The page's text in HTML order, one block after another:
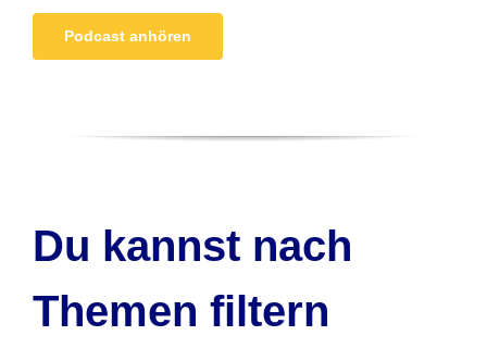
Podcast anhören
Du kannst nach
Themen filtern